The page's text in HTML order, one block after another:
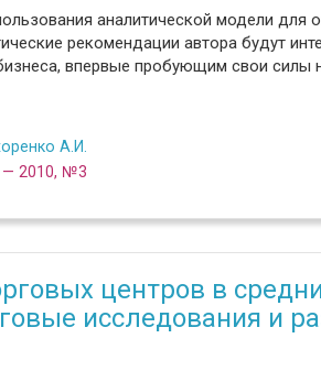
аналитической модели для
рекомендации автора будут
впервые пробующим свои силы
А.И.
2010, №3
центров в
исследования и